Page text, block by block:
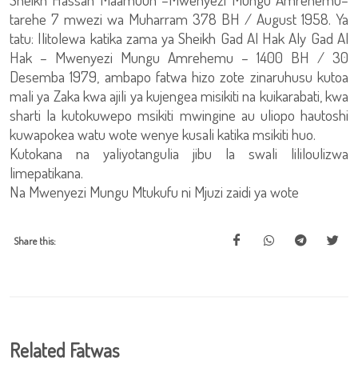
tarehe 7 mwezi wa Muharram 378 BH / August 1958. Ya
tatu: Ilitolewa katika zama ya Sheikh Gad Al Hak Aly Gad Al
Hak – Mwenyezi Mungu Amrehemu – 1400 BH / 30
Desemba 1979, ambapo fatwa hizo zote zinaruhusu kutoa
mali ya Zaka kwa ajili ya kujengea misikiti na kuikarabati, kwa
sharti la kutokuwepo msikiti mwingine au uliopo hautoshi
kuwapokea watu wote wenye kusali katika msikiti huo.
Kutokana na yaliyotangulia jibu la swali lililoulizwa
limepatikana.
Na Mwenyezi Mungu Mtukufu ni Mjuzi zaidi ya wote
Share this:
Related Fatwas